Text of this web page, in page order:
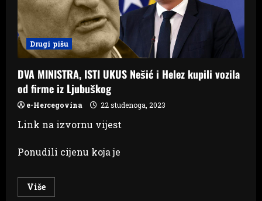
Drugi pišu
DVA MINISTRA, ISTI UKUS Nešić i Helez kupili vozila
od firme iz Ljubuškog
e-Hercegovina 22 studenoga, 2023
Link na izvornu vijest
Ponudili cijenu koja je
VišeRead
more